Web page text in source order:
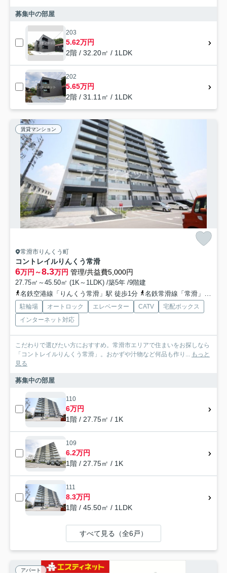
募集中の部屋
203
5.62万円
2階 / 32.20㎡ / 1LDK
202
5.65万円
2階 / 31.11㎡ / 1LDK
賃貸マンション
常滑市りんくう町
コントレイルりんくう常滑
6万円～8.3万円 管理/共益費5,000円
27.75㎡～45.50㎡ (1K～1LDK) /築5年 /9階建
名鉄空港線「りんくう常滑」駅 徒歩1分
名鉄常滑線「常滑」駅 徒歩24分
駐輪場 オートロック エレベーター CATV
宅配ボックス
インターネット対応
こだわりで選びたい方におすすめ。常滑市エリアで住まいをお探しなら
「コントレイルりんくう常滑」。おかずや汁物など何品も作り... もっと
見る
募集中の部屋
110
6万円
1階 / 27.75㎡ / 1K
109
6.2万円
1階 / 27.75㎡ / 1K
111
8.3万円
1階 / 45.50㎡ / 1LDK
すべて見る（全6戸）
アパート